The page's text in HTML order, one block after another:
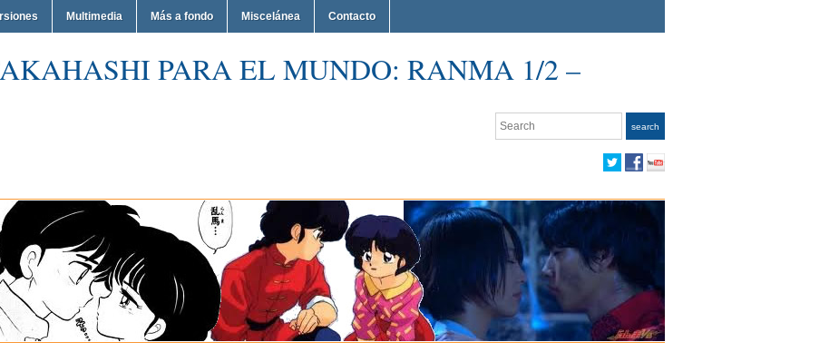
Multimedia Más a fondo Miscelánea Contacto
PARA EL MUNDO: RANMA 1/2 –
Search search